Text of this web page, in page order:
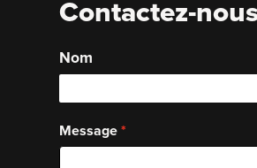
Contactez-
Nom
Message